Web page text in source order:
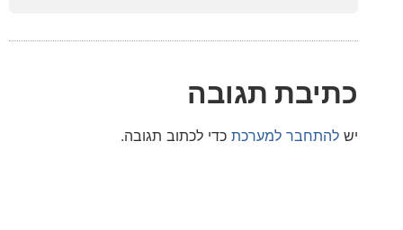
תגובה
למערכתכדי לכתוב תגובה.